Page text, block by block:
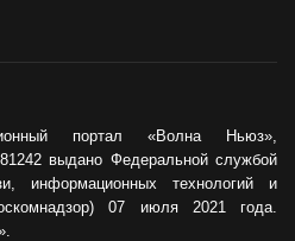
портал «Волна Ньюз»,
выдано Федеральной службой
информационных технологий и
07 июля 2021 года.